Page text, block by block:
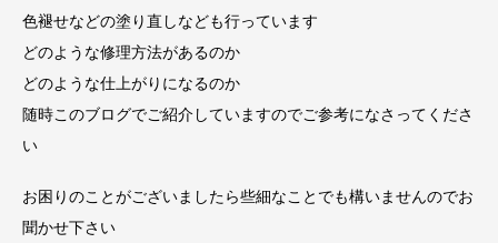
色褪せなどの塗り直しなども行っています
どのような修理方法があるのか
どのような仕上がりになるのか
随時このブログでご紹介していますのでご参考になさってくださ
い
お困りのことがございましたら些細なことでも構いませんのでお
聞かせ下さい